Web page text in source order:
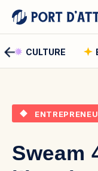
CULTURE
Comment
Sweam